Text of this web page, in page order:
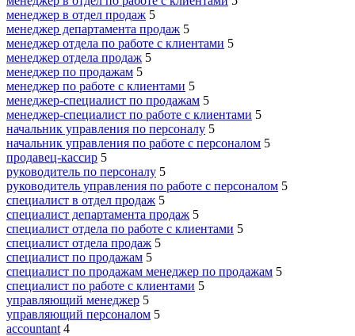
менеджер в отдел продаж 5
менеджер департамента продаж 5
менеджер отдела по работе с клиентами 5
менеджер отдела продаж 5
менеджер по продажам 5
менеджер по работе с клиентами 5
менеджер-специалист по продажам 5
менеджер-специалист по работе с клиентами 5
начальник управления по персоналу 5
начальник управления по работе с персоналом 5
продавец-кассир 5
руководитель по персоналу 5
руководитель управления по работе с персоналом 5
специалист в отдел продаж 5
специалист департамента продаж 5
специалист отдела по работе с клиентами 5
специалист отдела продаж 5
специалист по продажам 5
специалист по продажам менеджер по продажам 5
специалист по работе с клиентами 5
управляющий менеджер 5
управляющий персоналом 5
accountant 4